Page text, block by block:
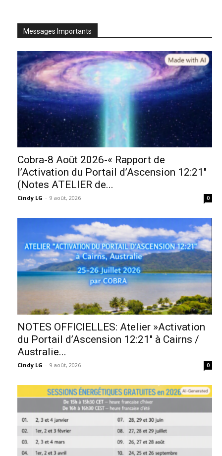
Messages Importants
Cobra-8 Août 2026-« Rapport de
l’Activation du Portail d’Ascension 12:21″
(Notes ATELIER de...
Cindy LG - 9 août, 2026 0
NOTES OFFICIELLES: Atelier »Activation
du Portail d’Ascension 12:21″ à Cairns /
Australie...
Cindy LG - 9 août, 2026 0